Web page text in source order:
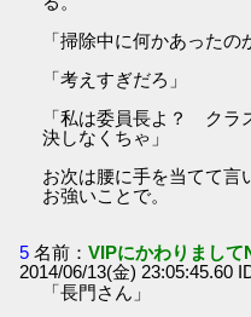
「掃除中に何かあったの
「考えすぎだろ」
「私は委員長よ？ クラ
決しなくちゃ」
お次は腰に手を当てて言
お強いことで。
5 名前：VIPにかわりまして
2014/06/13(金) 23:05:45.60
「長門さん」